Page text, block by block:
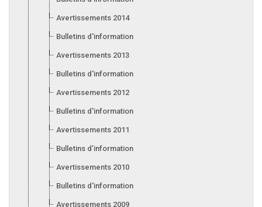
Avertissements 2014
Bulletins d'information 2014
Avertissements 2013
Bulletins d'information 2013
Avertissements 2012
Bulletins d'information 2012
Avertissements 2011
Bulletins d’information 2011
Avertissements 2010
Bulletins d'information 2010
Avertissements 2009